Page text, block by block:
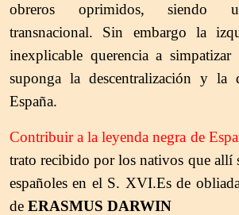
obreros oprimidos, siendo
transnacional. Sin embargo la
inexplicable querencia a
suponga la descentralización y la
España.
Contribuir a la leyenda negra de
trato recibido por los nativos que allí
españoles en el S. XVI.Es de
de ERASMUS DARWIN